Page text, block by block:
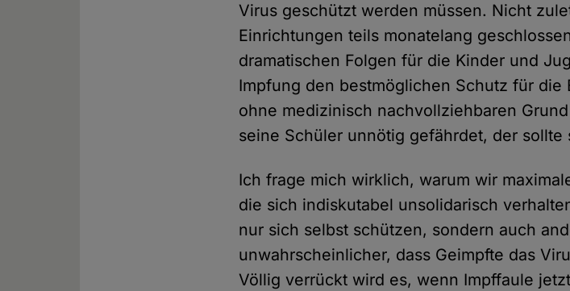
Virus geschützt werden müssen. Nicht
Einrichtungen teils monatelang
dramatischen Folgen für die Kinder und
Impfung den bestmöglichen Schutz für
ohne medizinisch nachvollziehbaren
seine Schüler unnötig gefährdet, der
Ich frage mich wirklich, warum wir
die sich indiskutabel unsolidarisch
nur sich selbst schützen, sondern auch
unwahrscheinlicher, dass Geimpfte das
Völlig verrückt wird es, wenn Impffaule